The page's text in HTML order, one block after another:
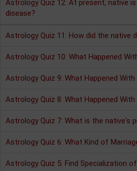
Astrology Quiz 12: At present, native
disease?
Astrology Quiz 11: How did the native
Astrology Quiz 10: What Happened
Astrology Quiz 9: What Happened With
Astrology Quiz 8: What Happened With
Astrology Quiz 7: What is the native's
Astrology Quiz 6: What Kind of
Astrology Quiz 5: Find Specialization